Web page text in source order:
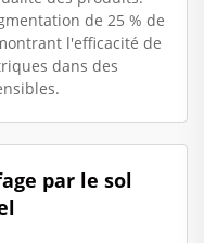
de 25 % de
l'efficacité de
dans des
par le sol